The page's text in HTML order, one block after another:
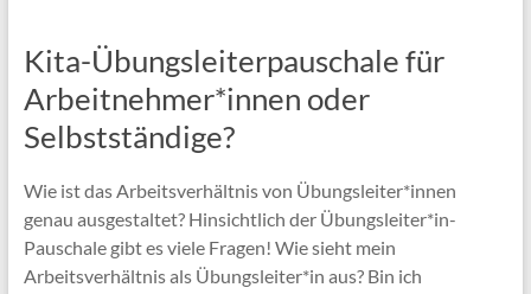
Kita-Übungsleiterpauschale für
Arbeitnehmer*innen oder
Selbstständige?
Wie ist das Arbeitsverhältnis von Übungsleiter*innen
genau ausgestaltet? Hinsichtlich der Übungsleiter*in-
Pauschale gibt es viele Fragen! Wie sieht mein
Arbeitsverhältnis als Übungsleiter*in aus? Bin ich